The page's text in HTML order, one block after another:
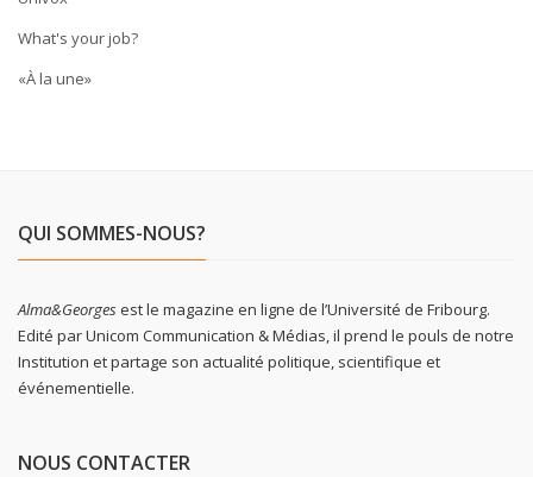
What's your job?
«À la une»
QUI SOMMES-NOUS?
Alma&Georgesest le magazine en ligne de l’Université de Fribourg.
Edité par Unicom Communication & Médias, il prend le pouls de notre
Institution et partage son actualité politique, scientifique et
événementielle.
NOUS CONTACTER